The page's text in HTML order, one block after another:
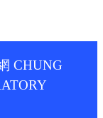
CHUNG